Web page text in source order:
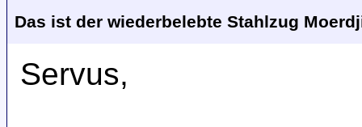
Das ist der wiederbelebte Stahlzug
Servus,